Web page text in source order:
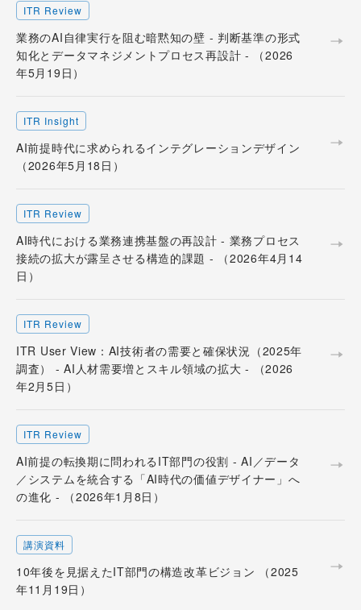
ITR Review
業務のAI自律実行を阻む暗黙知の壁 - 判断基準の形式
知化とデータマネジメントプロセス再設計 - （2026
年5月19日）
ITR Insight
AI前提時代に求められるインテグレーションデザイン
（2026年5月18日）
ITR Review
AI時代における業務連携基盤の再設計 - 業務プロセス
接続の拡大が露呈させる構造的課題 - （2026年4月14
日）
ITR Review
ITR User View：AI技術者の需要と確保状況（2025年
調査） - AI人材需要増とスキル領域の拡大 - （2026
年2月5日）
ITR Review
AI前提の転換期に問われるIT部門の役割 - AI／データ
／システムを統合する「AI時代の価値デザイナー」へ
の進化 - （2026年1月8日）
講演資料
10年後を見据えたIT部門の構造改革ビジョン （2025
年11月19日）